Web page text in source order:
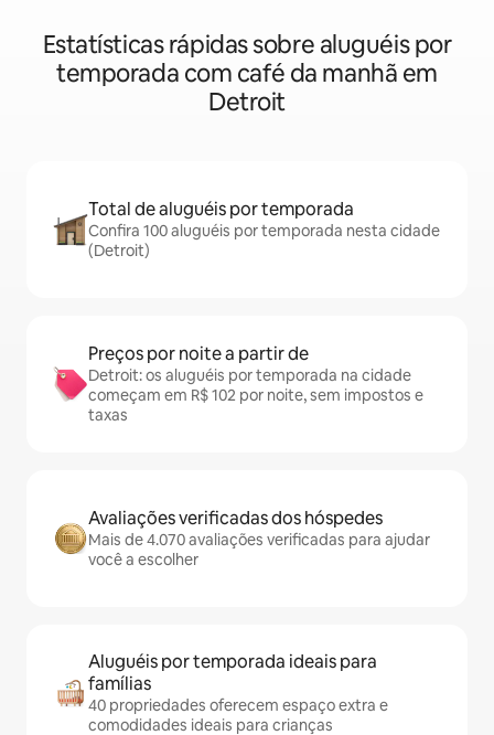
Estatísticas rápidas sobre aluguéis por
temporada com café da manhã em
Detroit
Total de aluguéis por temporada
Confira 100 aluguéis por temporada nesta cidade
(Detroit)
Preços por noite a partir de
Detroit: os aluguéis por temporada na cidade
começam em R$ 102 por noite, sem impostos e
taxas
Avaliações verificadas dos hóspedes
Mais de 4.070 avaliações verificadas para ajudar
você a escolher
Aluguéis por temporada ideais para
famílias
40 propriedades oferecem espaço extra e
comodidades ideais para crianças